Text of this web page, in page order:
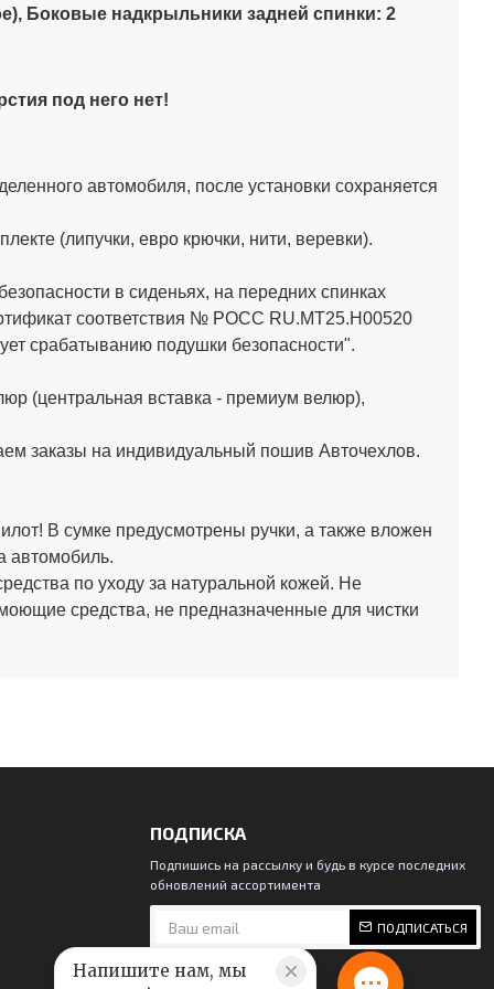
Боковые надкрыльники задней спинки: 2
под него нет!
автомобиля, после установки сохраняется
(липучки, евро крючки, нити, веревки).
в сиденьях, на передних спинках
соответствия № РОСС RU.МТ25.Н00520
срабатыванию подушки безопасности".
(центральная вставка - премиум велюр),
заказы на индивидуальный пошив Авточехлов.
В сумке предусмотрены ручки, а также вложен
автомобиль.
по уходу за натуральной кожей. Не
средства, не предназначенные для чистки
ПОДПИСКА
Подпишись на рассылку и будь в курсе последних
обновлений ассортимента
ПОДПИСАТЬСЯ
Напишите нам, мы